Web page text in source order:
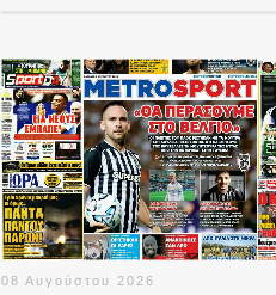
08 Αυγούστου 2026